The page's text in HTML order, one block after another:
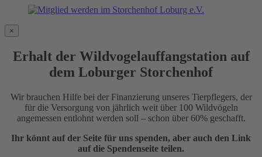
×
Erhalt der Wildvogelauffangstation auf
dem Loburger Storchenhof
Wir brauchen Hilfe bei der Finanzierung unseres Tierpflegers, der
für die Versorgung von jährlich weit über 100 Wildvögeln
angemessen entlohnt werden soll – schon über 60% geschafft.
Ihr könnt auf der Seite für uns spenden, aber auch den Link
auf die Spendenseite teilen.